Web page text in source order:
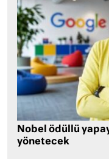
Nobel ödüllü
yönetecek